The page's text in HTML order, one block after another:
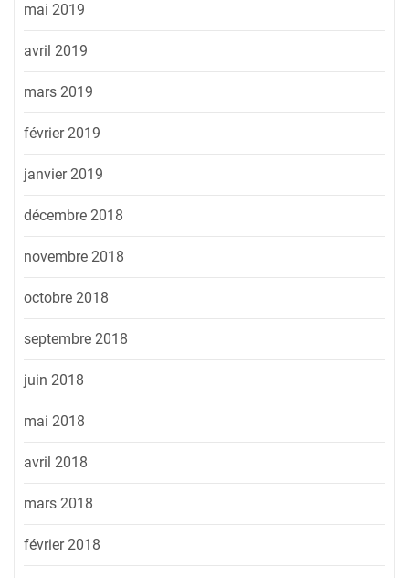
mai 2019
avril 2019
mars 2019
février 2019
janvier 2019
décembre 2018
novembre 2018
octobre 2018
septembre 2018
juin 2018
mai 2018
avril 2018
mars 2018
février 2018